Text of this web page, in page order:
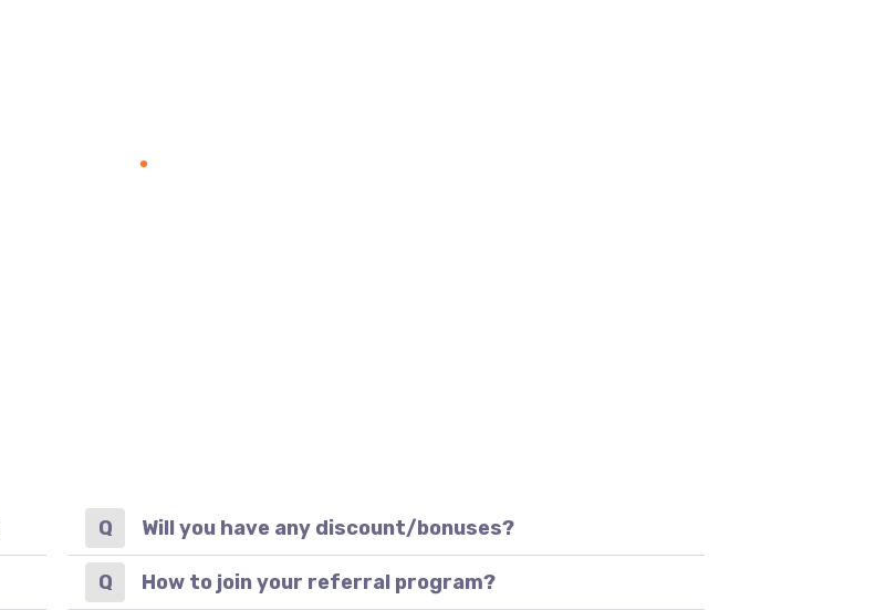
Will you have any discount/bonuses?
How to join your referral program?